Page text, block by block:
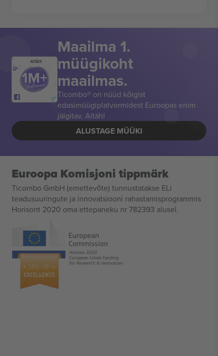
AITÄH!
Maailma 1.
müügikoht
maailmas.
Ticombo® on nüüd kõigist
edasimüügiplatvormidest Euroopas enim
jälgitav. Aitäh!
ALUSTAGE MÜÜKI
Euroopa Komisjoni tippmärk
Ticombo GmbH (emettevõte) tunnustatakse ELi
teadusuuringute ja innovatsiooni rahastamisprogrammis
Horisont 2020 oma ettepaneku nr 782393 alusel.